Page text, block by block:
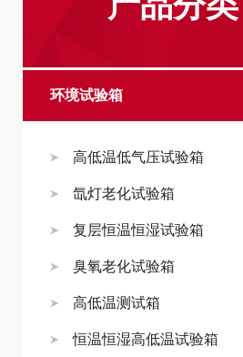
环境试验箱
高低温低气压试验箱
氙灯老化试验箱
复层恒温恒湿试验箱
臭氧老化试验箱
高低温测试箱
恒温恒湿高低温试验箱